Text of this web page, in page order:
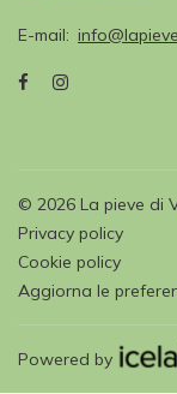
E-mail
© 2026 La pieve di
Privacy policy
Cookie policy
Aggiorna le
Powered by